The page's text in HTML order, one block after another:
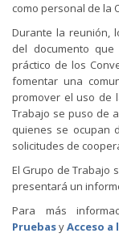
como personal de la
Durante la reunión,
del documento
práctico de los
fomentar una
promover el uso de
Trabajo se puso de
quienes se ocupan
solicitudes de
El Grupo de Trabajo
presentará un
Para más
PruebasyAcceso a